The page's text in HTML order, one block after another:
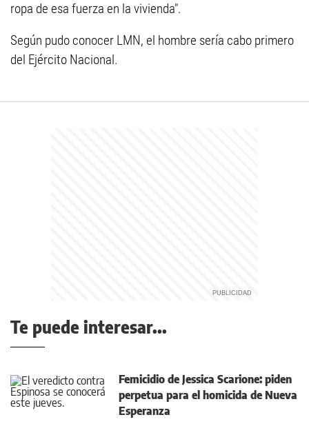
ropa de esa fuerza en la vivienda".
Según pudo conocer LMN, el hombre sería cabo primero
del Ejército Nacional.
Te puede interesar...
Femicidio de Jessica Scarione: piden
perpetua para el homicida de Nueva
Esperanza